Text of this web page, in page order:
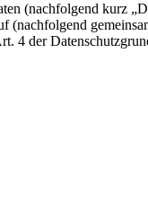
(nachfolgend kurz
4 der